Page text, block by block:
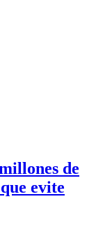
de
evite